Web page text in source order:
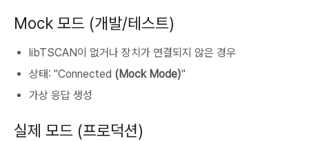
Mock 모드 (개발/테스트)
libTSCAN이 없거나 장치가 연결되지 않은 경우
상태: "Connected (Mock Mode)"
가상 응답 생성
실제 모드 (프로덕션)